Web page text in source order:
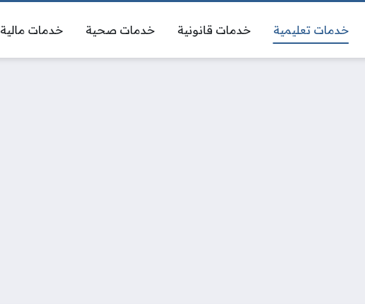
خدمات تعليمية خدمات قانونية خدمات صحية خدمات مالية